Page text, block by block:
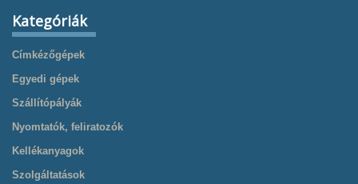
Kategóriák
Címkézőgépek
Egyedi gépek
Szállítópályák
Nyomtatók, feliratozók
Kellékanyagok
Szolgáltatások